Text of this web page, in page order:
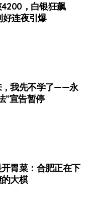
，白银狂飙
好连夜引爆
，我先不学了——永
”宣告暂停
胃菜：合肥正在下
大棋